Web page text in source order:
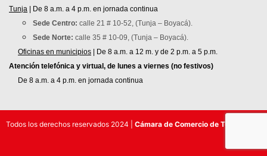
Tunja | De 8 a.m. a 4 p.m. en jornada continua
Sede Centro: calle 21 # 10-52, (Tunja – Boyacá).
Sede Norte: calle 35 # 10-09, (Tunja – Boyacá).
Oficinas en municipios | De 8 a.m. a 12 m. y de 2 p.m. a 5 p.m.
Atención telefónica y virtual, de lunes a viernes (no festivos)
De 8 a.m. a 4 p.m. en jornada continua
Todos los derechos reservados 2024 | Cámara de Comercio de Tunja